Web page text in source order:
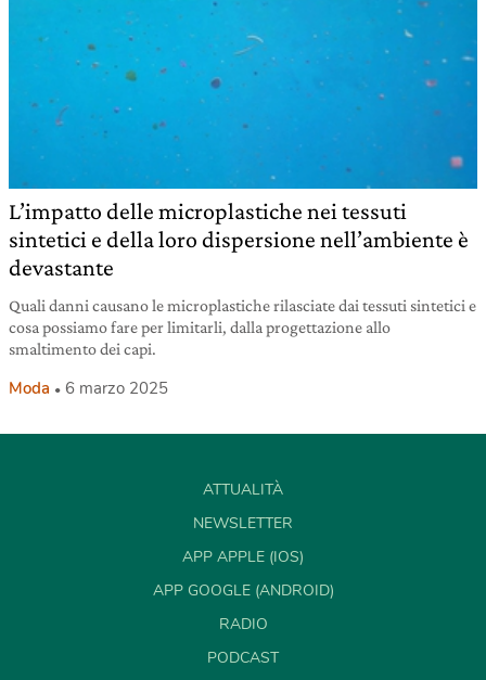
L’impatto delle microplastiche nei tessuti
sintetici e della loro dispersione nell’ambiente è
devastante
Quali danni causano le microplastiche rilasciate dai tessuti sintetici e
cosa possiamo fare per limitarli, dalla progettazione allo
smaltimento dei capi.
Moda 6 marzo 2025
ATTUALITÀ
NEWSLETTER
APP APPLE (IOS)
APP GOOGLE (ANDROID)
RADIO
PODCAST